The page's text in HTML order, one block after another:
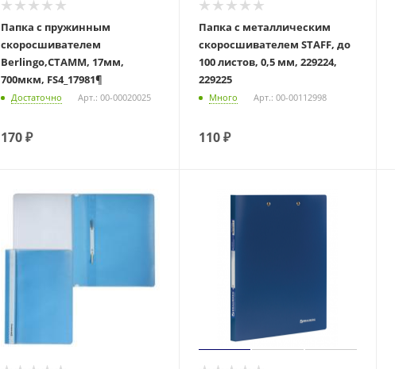
Папка с пружинным
скоросшивателем
Berlingo,СТАММ, 17мм,
700мкм, FS4_17981¶
Достаточно Арт.: 00-00020025
170₽
Папка с металлическим
скоросшивателем STAFF, до
100 листов, 0,5 мм, 229224,
229225
Много Арт.: 00-00112998
110₽